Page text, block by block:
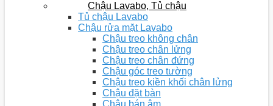
Chậu Lavabo, Tủ chậu
Tủ chậu Lavabo
Chậu rửa mặt Lavabo
Chậu treo không chân
Chậu treo chân lửng
Chậu treo chân đứng
Chậu góc treo tường
Chậu treo kiền khối chân lửng
Chậu đặt bàn
Chậu bán âm